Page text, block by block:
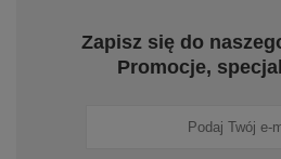
Zapisz się do
Promocje,